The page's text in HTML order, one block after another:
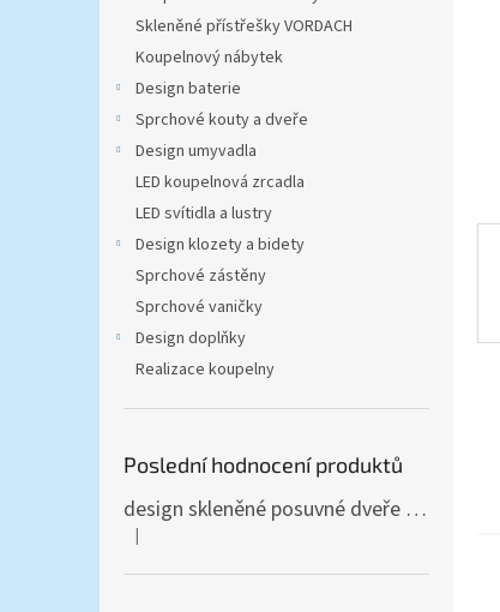
Skleněné přístřešky VORDACH
Koupelnový nábytek
Design baterie
Sprchové kouty a dveře
Design umyvadla
LED koupelnová zrcadla
LED svítidla a lustry
Design klozety a bidety
Sprchové zástěny
Sprchové vaničky
Design doplňky
Realizace koupelny
Poslední hodnocení produktů
design skleněné posuvné dveře Amalfi 90x205 cm T12 - komplet AKCE
Hodnocení produktu je 5 z 5 hvězdiček.
|